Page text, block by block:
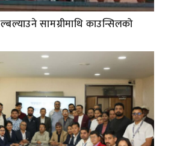
सामग्रीमाथि काउन्सिलको